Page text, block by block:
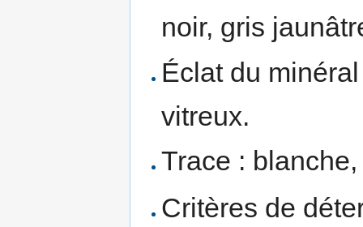
noir, gris
Éclat du
vitreux.
Trace :
Critères de